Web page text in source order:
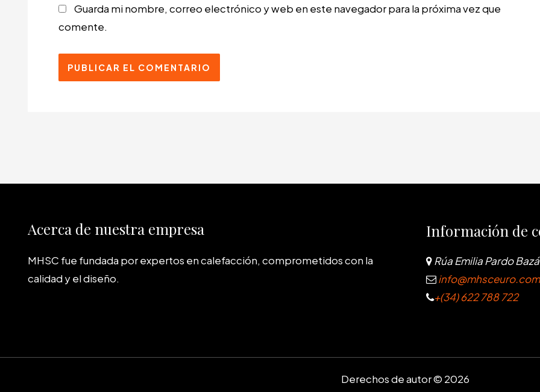
Guarda mi nombre, correo electrónico y web en este navegador para la próxima vez que
comente.
Acerca de nuestra empresa
MHSC fue fundada por expertos en calefacción, comprometidos con la
calidad y el diseño.
Información de
Rúa Emilia Pardo
info@mhsceuro.com
+(34) 622 788 722
Derechos de autor © 2026